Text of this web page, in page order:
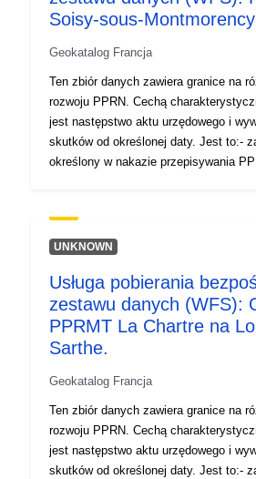
Soisy-sous-
Geokatalog Francja
Ten zbiór danych zawiera granice na
rozwoju PPRN. Cechą
jest następstwo aktu urzędowego i
skutków od określonej daty. Jest to:-
określony w nakazie przepisywania
RPP. Ten zatwierdzony obwód jest
dla PPRN i PM3 dla PPRT);- zakres
UNKNOWN
Usługa pobierania
zestawu danych (WFS):
PPRMT La Chartre na
Sarthe.
Geokatalog Francja
Ten zbiór danych zawiera granice na
rozwoju PPRN. Cechą
jest następstwo aktu urzędowego i
skutków od określonej daty. Jest to:-